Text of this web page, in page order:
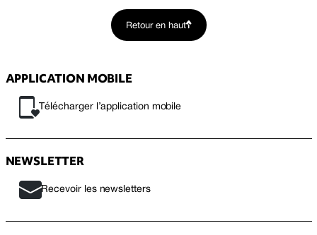
Retour en haut
APPLICATION MOBILE
Télécharger l’application mobile
NEWSLETTER
Recevoir les newsletters